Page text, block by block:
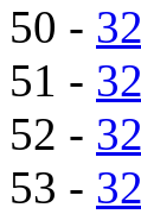
50 -
51 -
52 -
53 -